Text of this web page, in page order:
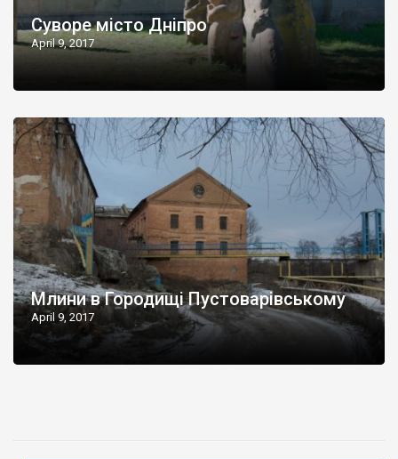
Суворе місто Дніпро
April 9, 2017
Млини в Городищі Пустоварівському
April 9, 2017